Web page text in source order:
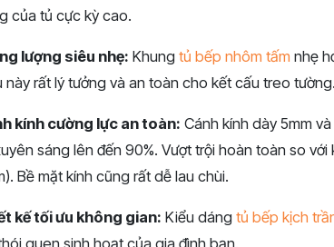
của tủ cực kỳ cao.
lượng siêu nhẹ: Khung tủ bếp nhôm tấm nhẹ
này rất lý tưởng và an toàn cho kết cấu treo tường.
kính cường lực an toàn: Cánh kính dày 5mm
sáng lên đến 90%. Vượt trội hoàn toàn so
Bề mặt kính cũng rất dễ lau chùi.
kế tối ưu không gian: Kiểu dáng tủ bếp kịch